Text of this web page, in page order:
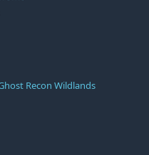
Recon Wildlands